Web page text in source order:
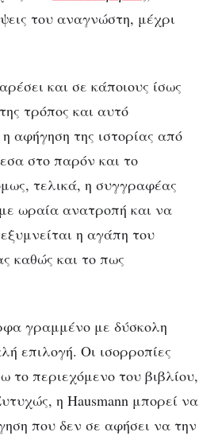
του αναγνώστη, μέχρι
και σε κάποιους ίσως
τρόπος και αυτό
αφήγηση της ιστορίας από
στο παρόν και το
τελικά, η συγγραφέας
ωραία ανατροπή και να
η αγάπη του
καθώς και το πως
γραμμένο με δύσκολη
επιλογή. Οι ισορροπίες
περιεχόμενο του βιβλίου,
η Hausmann μπορεί να
που δεν σε αφήσει να την